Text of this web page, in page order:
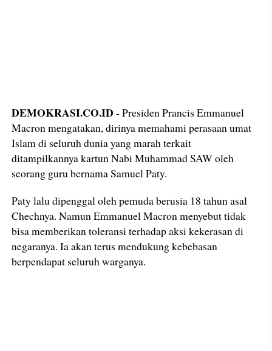
DEMOKRASI.CO.ID - Presiden Prancis Emmanuel
Macron mengatakan, dirinya memahami perasaan umat
Islam di seluruh dunia yang marah terkait
ditampilkannya kartun Nabi Muhammad SAW oleh
seorang guru bernama Samuel Paty.
Paty lalu dipenggal oleh pemuda berusia 18 tahun asal
Chechnya. Namun Emmanuel Macron menyebut tidak
bisa memberikan toleransi terhadap aksi kekerasan di
negaranya. Ia akan terus mendukung kebebasan
berpendapat seluruh warganya.